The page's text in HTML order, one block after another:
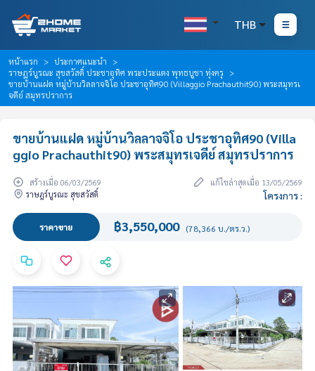
THB
หน้าแรก
ประกาศแนะนำ
ราษฎร์บูรณะ สุขสวัสดิ์ ประชาอุทิศ พระประแดง พุทธบูชา ทุ่งครุ
ขายบ้านแฝด หมู่บ้านวิลลาจจิโอ ประชาอุทิศ90 (Villaggio Prachauthit90) พระสมุทรเ
จดีย์ สมุทรปราการ
ขายบ้านแฝด หมู่บ้านวิลลาจจิโอ ประชาอุทิศ90 (Villa
ggio Prachauthit90) พระสมุทรเจดีย์ สมุทรปราการ
สร้างเมื่อ 06/03/2569
แก้ไขล่าสุดเมื่อ 13/05/2569
ราษฎร์บูรณะ สุขสวัสดิ์
โครงการ :
ราคาขาย ฿3,550,000 (78,366 บ./ตร.ว.)